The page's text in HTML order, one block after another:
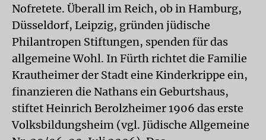
Nofretete. Überall im Reich, ob in Hamburg,
Düsseldorf, Leipzig, gründen jüdische
Philantropen Stiftungen, spenden für das
allgemeine Wohl. In Fürth richtet die Familie
Krautheimer der Stadt eine Kinderkrippe ein,
finanzieren die Nathans ein Geburtshaus,
stiftet Heinrich Berolzheimer 1906 das erste
Volksbildungsheim (vgl. Jüdische Allgemeine